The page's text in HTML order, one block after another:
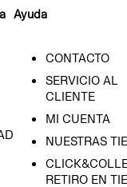
Ayuda
CONTACTO
SERVICIO AL
CLIENTE
MI CUENTA
NUESTRAS
RETIRO EN